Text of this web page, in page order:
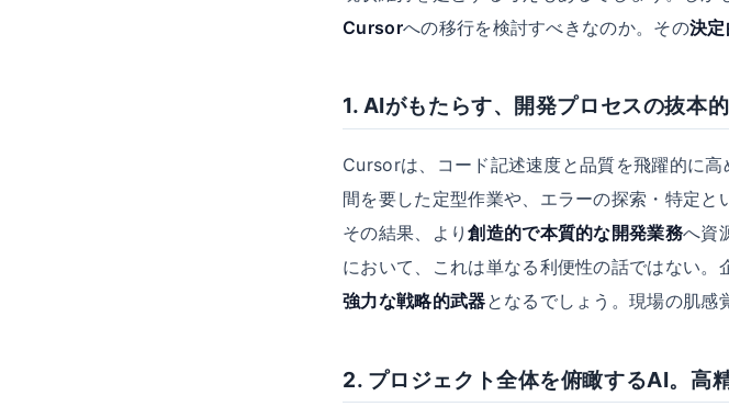
Cursorへの移行を検討すべきなのか。その決
1. AIがもたらす、開発プロセスの抜本
Cursorは、コード記述速度と品質を飛躍的に
間を要した定型作業や、エラーの探索・特定と
その結果、より創造的で本質的な開発業務へ資
において、これは単なる利便性の話ではない。
強力な戦略的武器となるでしょう。現場の肌感
2. プロジェクト全体を俯瞰するAI。高